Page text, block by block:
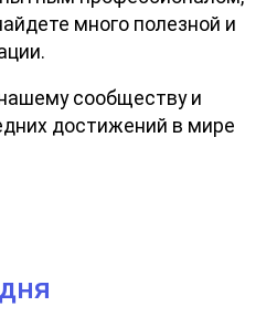
много полезной и
сообществу и
достижений в мире